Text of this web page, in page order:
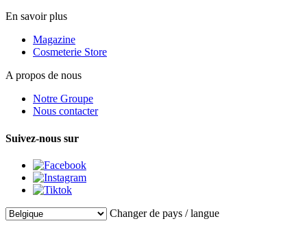
En savoir plus
Magazine
Cosmeterie Store
A propos de nous
Notre Groupe
Nous contacter
Suivez-nous sur
Changer de pays / langue